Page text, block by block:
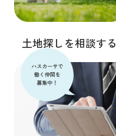
土地探しを相談する